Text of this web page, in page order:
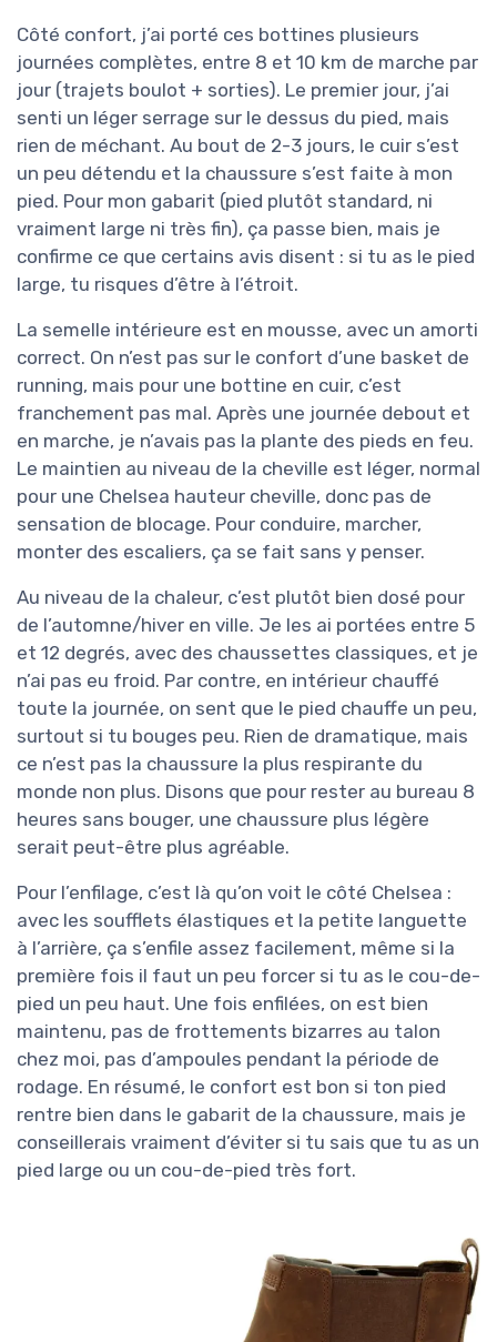
Côté confort, j’ai porté ces bottines plusieurs
journées complètes, entre 8 et 10 km de marche par
jour (trajets boulot + sorties). Le premier jour, j’ai
senti un léger serrage sur le dessus du pied, mais
rien de méchant. Au bout de 2-3 jours, le cuir s’est
un peu détendu et la chaussure s’est faite à mon
pied. Pour mon gabarit (pied plutôt standard, ni
vraiment large ni très fin), ça passe bien, mais je
confirme ce que certains avis disent : si tu as le pied
large, tu risques d’être à l’étroit.
La semelle intérieure est en mousse, avec un amorti
correct. On n’est pas sur le confort d’une basket de
running, mais pour une bottine en cuir, c’est
franchement pas mal. Après une journée debout et
en marche, je n’avais pas la plante des pieds en feu.
Le maintien au niveau de la cheville est léger, normal
pour une Chelsea hauteur cheville, donc pas de
sensation de blocage. Pour conduire, marcher,
monter des escaliers, ça se fait sans y penser.
Au niveau de la chaleur, c’est plutôt bien dosé pour
de l’automne/hiver en ville. Je les ai portées entre 5
et 12 degrés, avec des chaussettes classiques, et je
n’ai pas eu froid. Par contre, en intérieur chauffé
toute la journée, on sent que le pied chauffe un peu,
surtout si tu bouges peu. Rien de dramatique, mais
ce n’est pas la chaussure la plus respirante du
monde non plus. Disons que pour rester au bureau 8
heures sans bouger, une chaussure plus légère
serait peut-être plus agréable.
Pour l’enfilage, c’est là qu’on voit le côté Chelsea :
avec les soufflets élastiques et la petite languette
à l’arrière, ça s’enfile assez facilement, même si la
première fois il faut un peu forcer si tu as le cou-de-
pied un peu haut. Une fois enfilées, on est bien
maintenu, pas de frottements bizarres au talon
chez moi, pas d’ampoules pendant la période de
rodage. En résumé, le confort est bon si ton pied
rentre bien dans le gabarit de la chaussure, mais je
conseillerais vraiment d’éviter si tu sais que tu as un
pied large ou un cou-de-pied très fort.